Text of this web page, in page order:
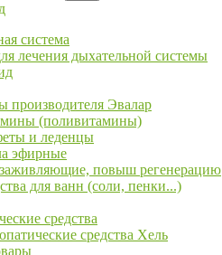
система
лечения дыхательной системы
производителя Эвалар
(поливитамины)
и леденцы
эфирные
повыш регенерацию
для ванн (соли, пенки...)
средства
средства Хель